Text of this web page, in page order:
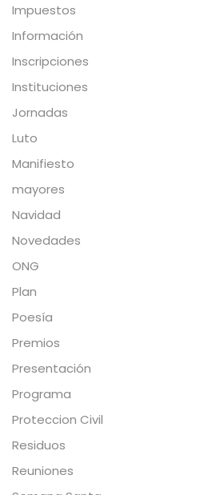
Impuestos
Información
Inscripciones
Instituciones
Jornadas
Luto
Manifiesto
mayores
Navidad
Novedades
ONG
Plan
Poesía
Premios
Presentación
Programa
Proteccion Civil
Residuos
Reuniones